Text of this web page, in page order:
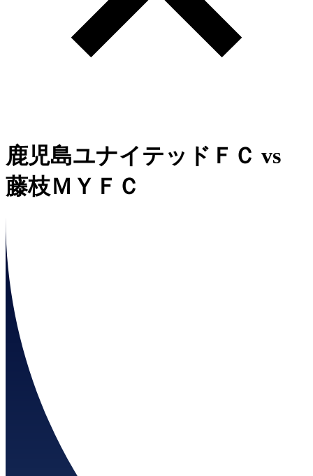
鹿児島ユナイテッドＦＣ vs
藤枝ＭＹＦＣ